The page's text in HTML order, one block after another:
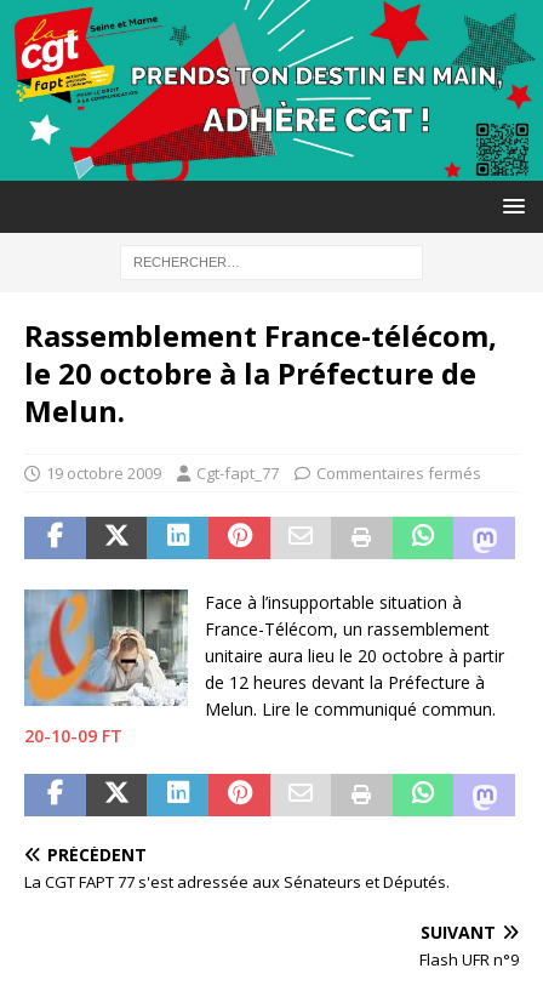
Rassemblement France-télécom,
le 20 octobre à la Préfecture de
Melun.
19 octobre 2009 Cgt-fapt_77 Commentaires fermés
Face à l’insupportable situation à
France-Télécom, un rassemblement
unitaire aura lieu le 20 octobre à partir
de 12 heures devant la Préfecture à
Melun. Lire le communiqué commun.
20-10-09 FT
PRÉCÉDENT
La CGT FAPT 77 s'est adressée aux Sénateurs et Députés.
SUIVANT
Flash UFR n°9